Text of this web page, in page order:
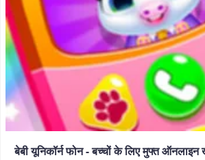
बेबी यूनिकॉर्न फोन - बच्चों के लिए मुफ्त